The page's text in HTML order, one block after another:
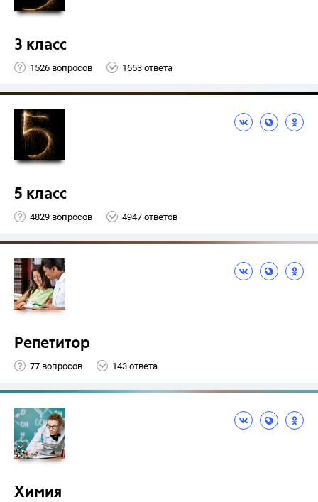
3 класс
1526 вопросов 1653 ответа
5 класс
4829 вопросов 4947 ответов
Репетитор
77 вопросов 143 ответа
Химия